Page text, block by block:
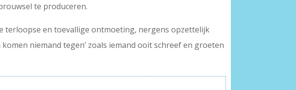
te produceren.
terloopse en toevallige ontmoeting, nergens opzettelijk
niemand tegen’ zoals iemand ooit schreef en groeten